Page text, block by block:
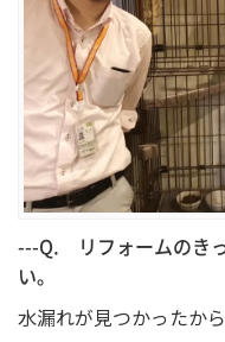
---Q. リフォームのき
い。
水漏れが見つかったから